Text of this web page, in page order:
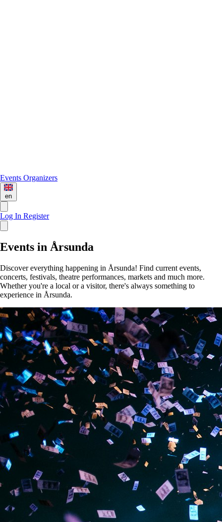
Events Organizers
en
Log In Register
Events in Årsunda
Discover everything happening in Årsunda! Find current events,
concerts, festivals, theatre performances, markets and much more.
Whether you're a local or a visitor, there's always something to
experience in Årsunda.